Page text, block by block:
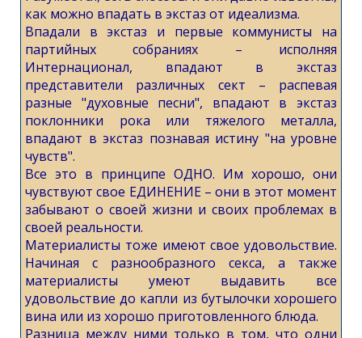
как можно впадать в экстаз от идеализма.
Впадали в экстаз и первые коммунисты на
партийных собраниях – исполняя
Интернационал, впадают в экстаз
представители различных сект – распевая
разные "духовные песни", впадают в экстаз
поклонники рока или тяжелого металла,
впадают в экстаз познавая истину "на уровне
чувств".
Все это в принципе ОДНО. Им хорошо, они
чувствуют свое ЕДИНЕНИЕ – они в этот момент
забывают о своей жизни и своих проблемах в
своей реальности.
Материалисты тоже имеют свое удовольствие.
Начиная с разнообразного секса, а также
материалисты умеют выдавить все
удовольствие до капли из бутылочки хорошего
вина или из хорошо приготовленного блюда.
Разница между ними только в том, что одни